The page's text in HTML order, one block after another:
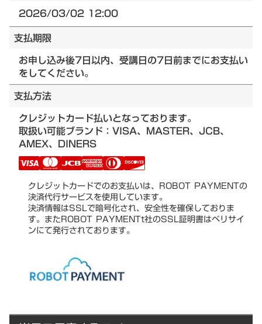
2026/03/02 12:00
支払期限
お申し込み後7日以内、受講日の7日前までにお支払い
をしてください。
支払方法
クレジットカード払いとなっております。
取扱い可能ブランド：VISA、MASTER、JCB、
AMEX、DINERS
クレジットカードでのお支払いは、ROBOT PAYMENTの
決済代行サービスを使用しています。
決済情報はSSLで暗号化され、安全性を確保しておりま
す。またROBOT PAYMENTt社のSSL証明書はベリサイ
ンにて発行されております。